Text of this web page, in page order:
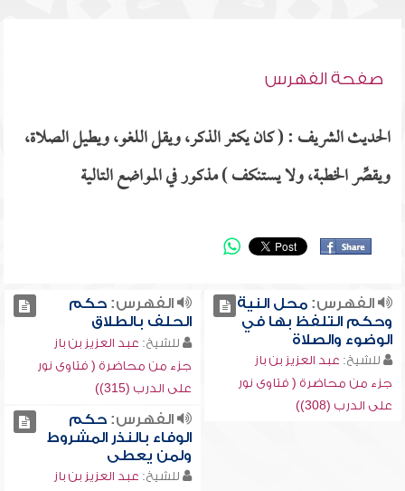
صفحة الفهرس
الحديث الشريف : ( كان يكثر الذكر، ويقل اللغو، ويطيل الصلاة،
ويقصِّر الخطبة، ولا يستنكف ) مذكور في المواضع التالية
الفهرس:محل النية
وحكم التلفظ بها في
الوضوء والصلاة
للشيخ: عبد العزيز بن باز
جزء من محاضرة ( فتاوى نور
على الدرب (308))
الفهرس:حكم
الحلف بالطلاق
للشيخ: عبد العزيز بن باز
جزء من محاضرة ( فتاوى نور
على الدرب (315))
الفهرس:حكم
الوفاء بالنذر المشروط
ولمن يعطى
للشيخ: عبد العزيز بن باز